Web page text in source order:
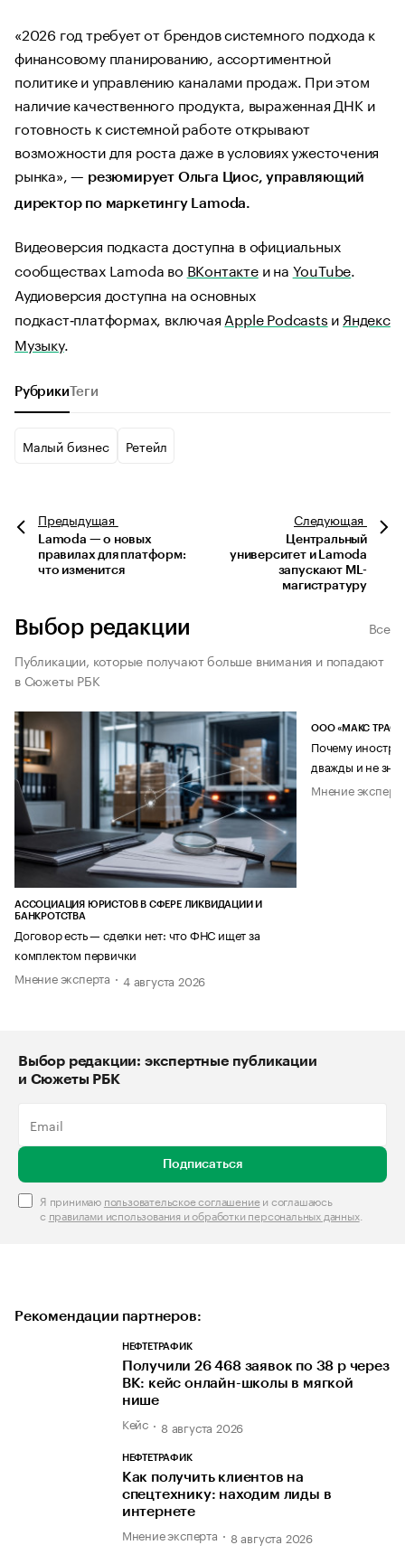
«2026 год требует от брендов системного подхода к
финансовому планированию, ассортиментной
политике и управлению каналами продаж. При этом
наличие качественного продукта, выраженная ДНК и
готовность к системной работе открывают
возможности для роста даже в условиях ужесточения
рынка»,— резюмирует Ольга Циос, управляющий
директор по маркетингу Lamoda.
Видеоверсия подкаста доступна в официальных
сообществах Lamoda во ВКонтактеи на YouTube.
Аудиоверсия доступна на основных
подкаст‑платформах, включая Apple Podcasts и Яндекс
Музыку.
Рубрики Теги
Малый бизнес Ретейл
Предыдущая
Lamoda — о новых
правилах для платформ:
что изменится
Следующая
Центральный
университет и Lamoda
запускают ML-
магистратуру
Выбор редакции
Все
Публикации, которые получают больше внимания и попадают
в Сюжеты РБК
АССОЦИАЦИЯ ЮРИСТОВ В СФЕРЕ ЛИКВИДАЦИИ И
БАНКРОТСТВА
Договор есть — сделки нет: что ФНС ищет за
комплектом первички
Мнение эксперта
4 августа 2026
ООО «МАКС ТРАСТ»
Почему
дважды и не
Мнение
Выбор редакции: экспертные публикации
и Сюжеты РБК
Подписаться
Я принимаю пользовательское соглашениеи соглашаюсь
с правилами использования и обработки персональных данных.
Рекомендации партнеров:
НЕФТЕТРАФИК
Получили 26 468 заявок по 38 р через
ВК: кейс онлайн-школы в мягкой
нише
Кейс 8 августа 2026
НЕФТЕТРАФИК
Как получить клиентов на
спецтехнику: находим лиды в
интернете
Мнение эксперта 8 августа 2026